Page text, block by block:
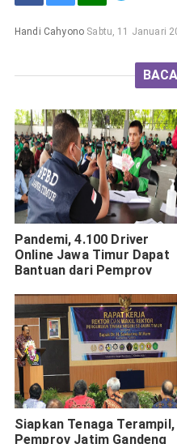
Handi Cahyono Sabtu, 11 Januari
Pandemi, 4.100 Driver
Online Jawa Timur Dapat
Bantuan dari Pemprov
Siapkan Tenaga Terampil,
Pemprov Jatim Gandeng